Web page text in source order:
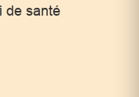
de santé